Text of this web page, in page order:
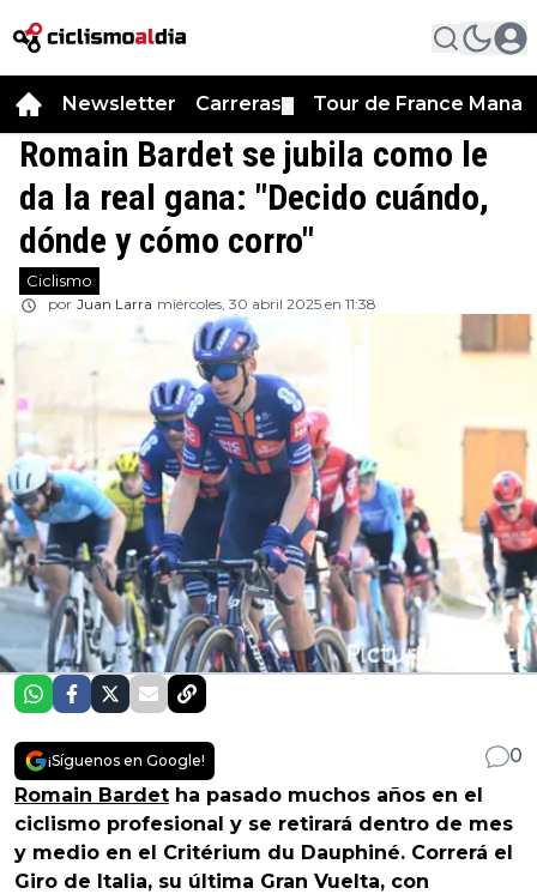
Newsletter Carreras Tour de France
Romain Bardet se jubila como le
da la real gana: "Decido cuándo,
dónde y cómo corro"
Ciclismo
por Juan Larra miércoles, 30 abril 2025 en 11:38
¡Síguenos en Google!
0
Romain Bardet ha pasado muchos años en el
ciclismo profesional y se retirará dentro de mes
y medio en el Critérium du Dauphiné. Correrá el
Giro de Italia, su última Gran Vuelta, con